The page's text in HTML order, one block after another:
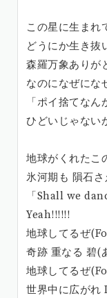
この星に生まれ
どうにか生き抜
森羅万象ありが
なのになぜにな
「ポイ捨てな
ひどいじゃない
地球がくれたこ
氷河期も 隕石さ
「Shall we
Yeah!!!!!!
地球してるぜ
奇跡 重なる 碧(
地球してるぜ
世界中に広が